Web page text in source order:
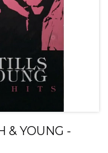
& YOUNG -